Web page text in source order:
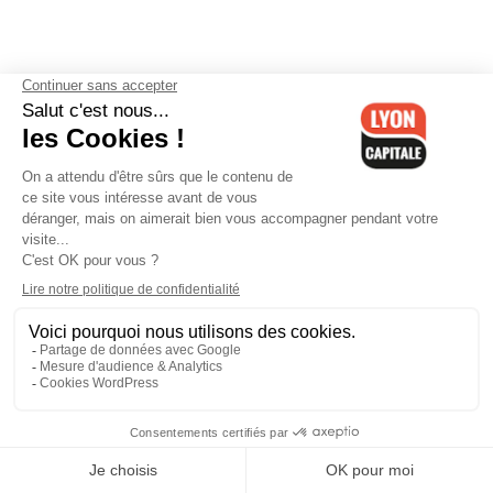
Contactez-nous-Mentions légales-CGV-Politique de
confidentialité-Gestion des cookies
Cedex 06